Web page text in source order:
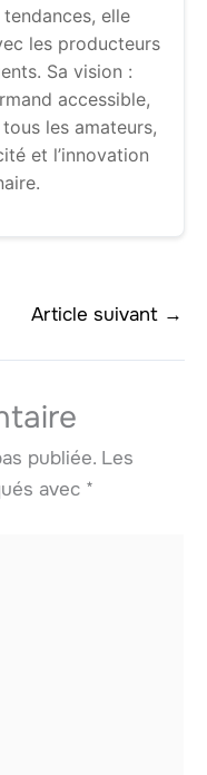
elle
les producteurs
Sa vision :
accessible,
les amateurs,
et l’innovation
Article suivant →
publiée. Les
avec *